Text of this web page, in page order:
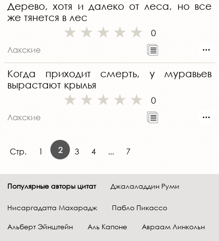
Дерево, хотя и далеко от леса, но все
же тянется в лес
0
Лакские
Когда приходит смерть, у муравьев
вырастают крылья
0
Лакские
Стр. 1 2 3 4 ... 7
Популярные авторы цитат Джалаладдин Руми
Нисаргадатта Махарадж Пабло Пикассо
Альберт Эйнштейн Аль Капоне Авраам Линкольн